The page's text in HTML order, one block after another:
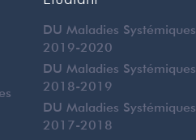
DU Maladies Systémiques
2019-2020
DU Maladies Systémiques
2018-2019
DU Maladies Systémiques
2017-2018